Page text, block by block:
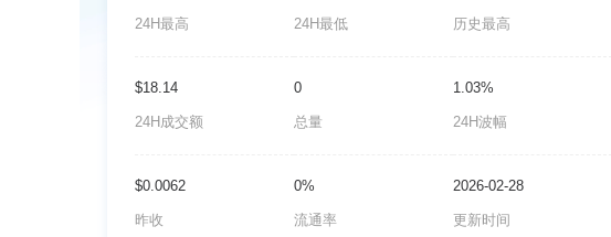
24H最高 24H最低 历史最高
$18.14
24H成交额
0
总量
1.03%
24H波幅
$0.0062
昨收
0%
流通率
2026-02-28
更新时间